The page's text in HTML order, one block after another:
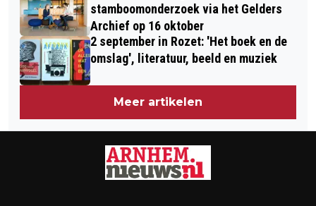
stamboomonderzoek via het Gelders
Archief op 16 oktober
2 september in Rozet: 'Het boek en de
omslag', literatuur, beeld en muziek
Meer artikelen